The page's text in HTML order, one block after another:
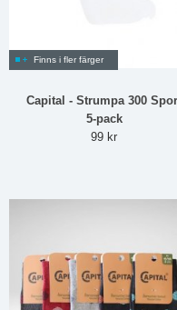
Finns i fler färger
Capital - Strumpa 300
5-pack
99 kr